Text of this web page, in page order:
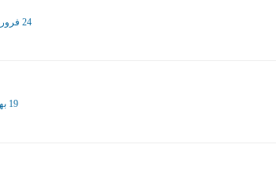
24 فروردین 1391
19 بهمن 1390